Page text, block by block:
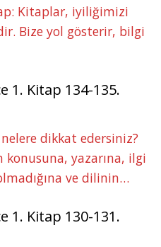
Kitaplar, iyiliğimizi
Bize yol gösterir, bilgi
1. Kitap 134-135.
dikkat edersiniz?
konusuna, yazarına, ilgi
ve dilinin…
1. Kitap 130-131.